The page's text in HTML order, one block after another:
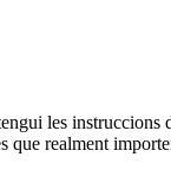
les instruccions
que realment